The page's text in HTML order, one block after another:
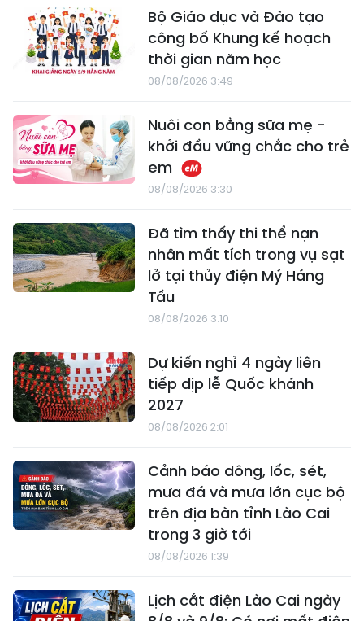
Bộ Giáo dục và Đào tạo
công bố Khung kế hoạch
thời gian năm học
08/08/2026 3:49
Nuôi con bằng sữa mẹ -
khởi đầu vững chắc cho trẻ
em
08/08/2026 3:30
Đã tìm thấy thi thể nạn
nhân mất tích trong vụ sạt
lở tại thủy điện Mý Háng
Tầu
08/08/2026 3:10
Dự kiến nghỉ 4 ngày liên
tiếp dịp lễ Quốc khánh
2027
08/08/2026 2:01
Cảnh báo dông, lốc, sét,
mưa đá và mưa lớn cục bộ
trên địa bàn tỉnh Lào Cai
trong 3 giờ tới
08/08/2026 1:39
Lịch cắt điện Lào Cai ngày